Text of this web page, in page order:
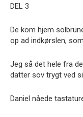
DEL 3
De kom hjem
op ad indkørslen,
Jeg så det hele fra
datter sov trygt ved
Daniel nåede